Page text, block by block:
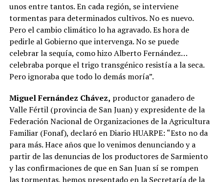
unos entre tantos. En cada región, se interviene
tormentas para determinados cultivos. No es nuevo.
Pero el cambio climático lo ha agravado. Es hora de
pedirle al Gobierno que intervenga. No se puede
celebrar la sequía, como hizo Alberto Fernández…
celebraba porque el trigo transgénico resistía a la seca.
Pero ignoraba que todo lo demás moría”.
Miguel Fernández Chávez, productor ganadero de
Valle Fértil (provincia de San Juan) y expresidente de la
Federación Nacional de Organizaciones de la Agricultura
Familiar (Fonaf), declaró en Diario HUARPE: “Esto no da
para más. Hace años que lo venimos denunciando y a
partir de las denuncias de los productores de Sarmiento
y las confirmaciones de que en San Juan sí se rompen
las tormentas, hemos presentado en la Secretaría de la